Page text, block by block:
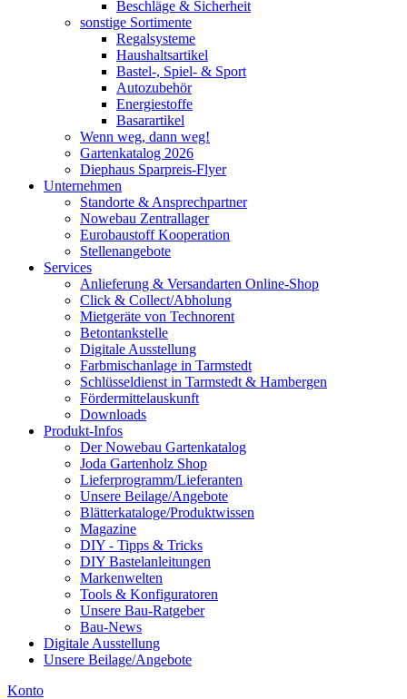
Beschläge & Sicherheit
sonstige Sortimente
Regalsysteme
Haushaltsartikel
Bastel-, Spiel- & Sport
Autozubehör
Energiestoffe
Basarartikel
Wenn weg, dann weg!
Gartenkatalog 2026
Diephaus Sparpreis-Flyer
Unternehmen
Standorte & Ansprechpartner
Nowebau Zentrallager
Eurobaustoff Kooperation
Stellenangebote
Services
Anlieferung & Versandarten Online-Shop
Click & Collect/Abholung
Mietgeräte von Technorent
Betontankstelle
Digitale Ausstellung
Farbmischanlage in Tarmstedt
Schlüsseldienst in Tarmstedt & Hambergen
Fördermittelauskunft
Downloads
Produkt-Infos
Der Nowebau Gartenkatalog
Joda Gartenholz Shop
Lieferprogramm/Lieferanten
Unsere Beilage/Angebote
Blätterkataloge/Produktwissen
Magazine
DIY - Tipps & Tricks
DIY Bastelanleitungen
Markenwelten
Tools & Konfiguratoren
Unsere Bau-Ratgeber
Bau-News
Digitale Ausstellung
Unsere Beilage/Angebote
Konto